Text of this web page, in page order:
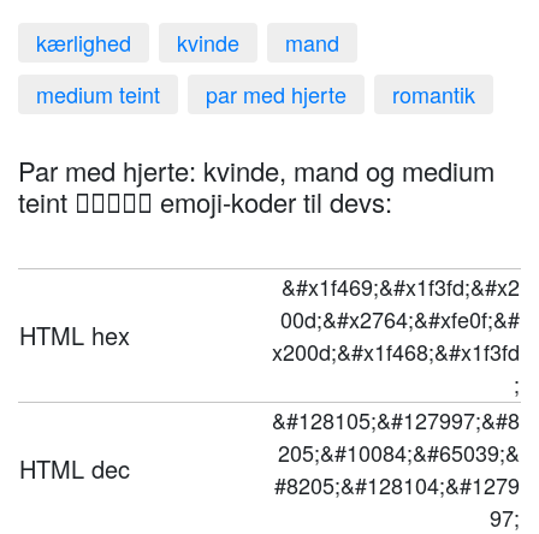
kærlighed kvinde
mand
medium teint
par med hjerte romantik
Par med hjerte: kvinde, mand og medium
teint 👩🏽‍❤️‍👨🏽 emoji-koder til devs:
HTML hex
&#x1f469;&#x1f3fd;&#x2
00d;&#x2764;&#xfe0f;&#
x200d;&#x1f468;&#x1f3fd
;
HTML dec
&#128105;&#127997;&#8
205;&#10084;&#65039;&
#8205;&#128104;&#1279
97;